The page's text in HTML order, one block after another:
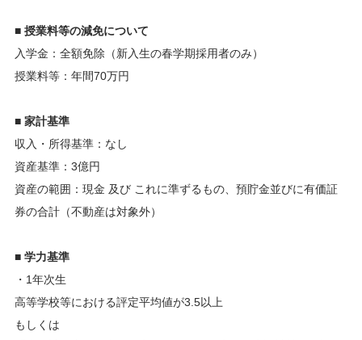
■ 授業料等の減免について
入学金：全額免除（新入生の春学期採用者のみ）
授業料等：年間70万円
■ 家計基準
収入・所得基準：なし
資産基準：3億円
資産の範囲：現金 及び これに準ずるもの、預貯金並びに有価証
券の合計（不動産は対象外）
■ 学力基準
・1年次生
高等学校等における評定平均値が3.5以上
もしくは